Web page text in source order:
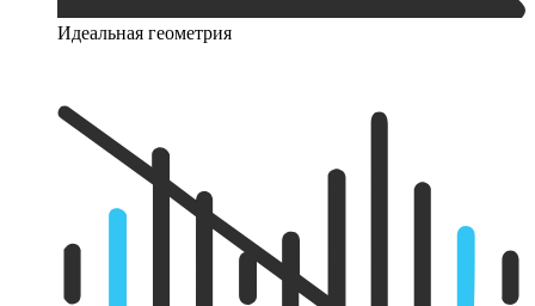
Идеальная геометрия